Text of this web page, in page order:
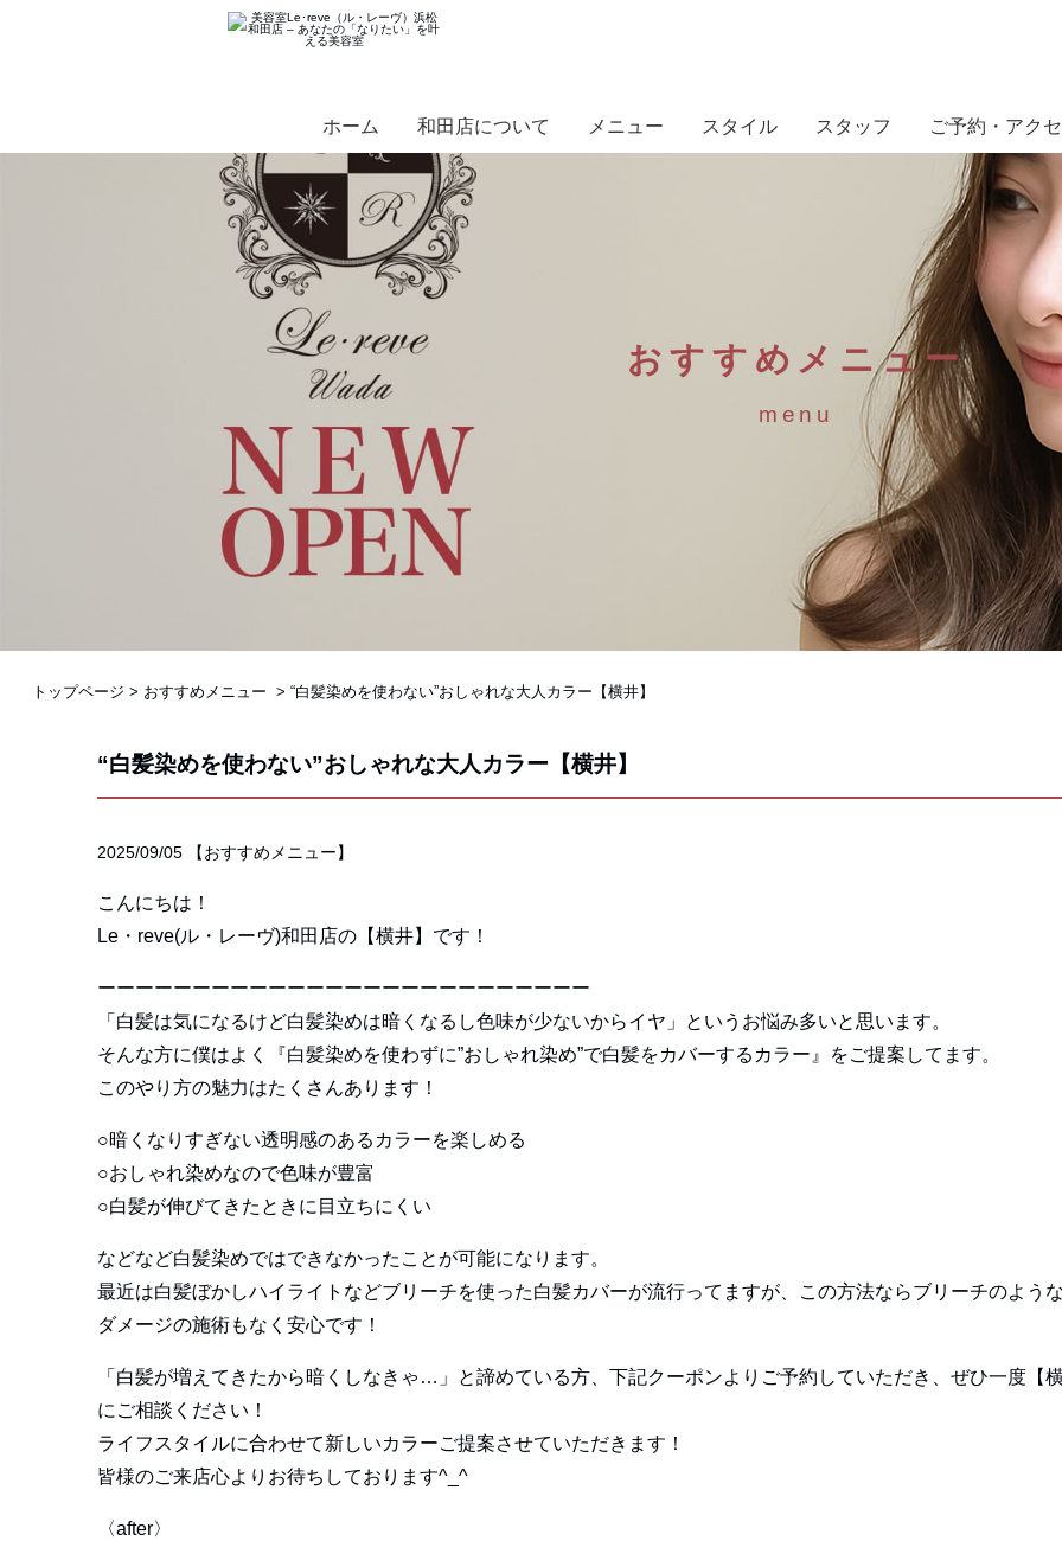
ホーム 和田店について メニュー スタイル スタッフ ご予約・アク
おすすめメニュー
menu
トップページ > おすすめメニュー > “白髪染めを使わない”おしゃれな大人カラー【横井】
“白髪染めを使わない”おしゃれな大人カラー【横井】
2025/09/05 【おすすめメニュー】
こんにちは！
Le・reve(ル・レーヴ)和田店の【横井】です！
ーーーーーーーーーーーーーーーーーーーーーーーーーー
「白髪は気になるけど白髪染めは暗くなるし色味が少ないからイヤ」というお悩み多いと思います。
そんな方に僕はよく『白髪染めを使わずに”おしゃれ染め”で白髪をカバーするカラー』をご提案してます。
このやり方の魅力はたくさんあります！
○暗くなりすぎない透明感のあるカラーを楽しめる
○おしゃれ染めなので色味が豊富
○白髪が伸びてきたときに目立ちにくい
などなど白髪染めではできなかったことが可能になります。
最近は白髪ぼかしハイライトなどブリーチを使った白髪カバーが流行ってますが、この方法ならブリーチのよう
ダメージの施術もなく安心です！
「白髪が増えてきたから暗くしなきゃ…」と諦めている方、下記クーポンよりご予約していただき、ぜひ一度【
にご相談ください！
ライフスタイルに合わせて新しいカラーご提案させていただきます！
皆様のご来店心よりお待ちしております^_^
〈after〉